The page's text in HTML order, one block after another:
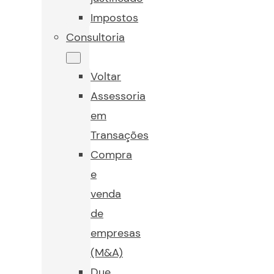
Impostos
Consultoria
Voltar
Assessoria
em
Transações
Compra
e
venda
de
empresas
(M&A)